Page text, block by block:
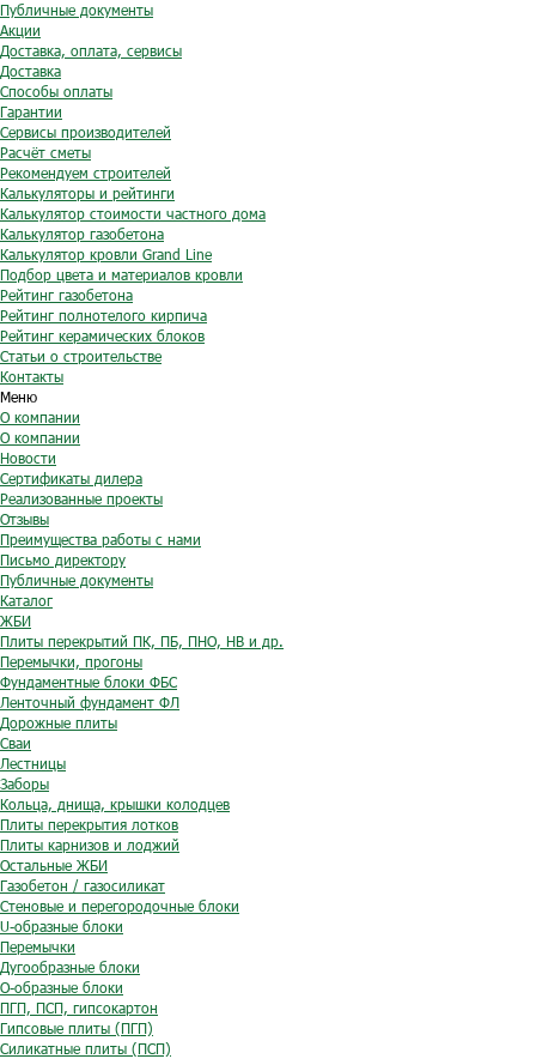
Публичные документы
Акции
Доставка, оплата, сервисы
Доставка
Способы оплаты
Гарантии
Сервисы производителей
Расчёт сметы
Рекомендуем строителей
Калькуляторы и рейтинги
Калькулятор стоимости частного дома
Калькулятор газобетона
Калькулятор кровли Grand Line
Подбор цвета и материалов кровли
Рейтинг газобетона
Рейтинг полнотелого кирпича
Рейтинг керамических блоков
Статьи о строительстве
Контакты
Меню
О компании
О компании
Новости
Сертификаты дилера
Реализованные проекты
Отзывы
Преимущества работы с нами
Письмо директору
Публичные документы
Каталог
ЖБИ
Плиты перекрытий ПК, ПБ, ПНО, НВ и др.
Перемычки, прогоны
Фундаментные блоки ФБС
Ленточный фундамент ФЛ
Дорожные плиты
Сваи
Лестницы
Заборы
Кольца, днища, крышки колодцев
Плиты перекрытия лотков
Плиты карнизов и лоджий
Остальные ЖБИ
Газобетон / газосиликат
Стеновые и перегородочные блоки
U-образные блоки
Перемычки
Дугообразные блоки
O-образные блоки
ПГП, ПСП, гипсокартон
Гипсовые плиты (ПГП)
Силикатные плиты (ПСП)